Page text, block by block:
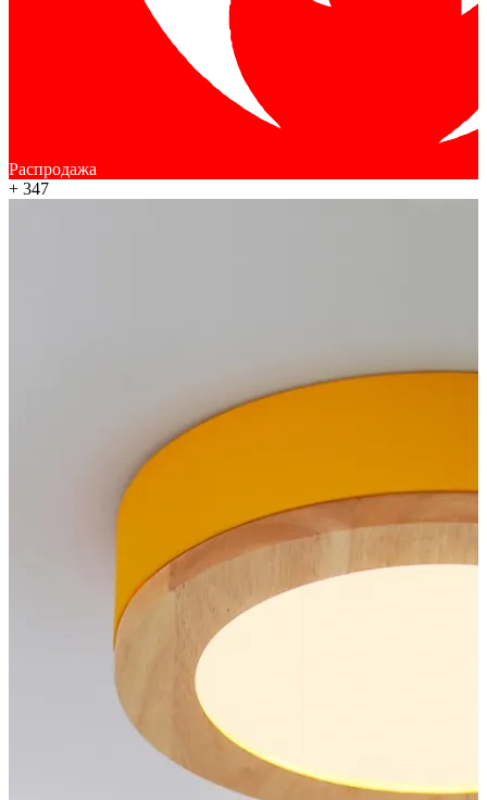
Распродажа
+ 347